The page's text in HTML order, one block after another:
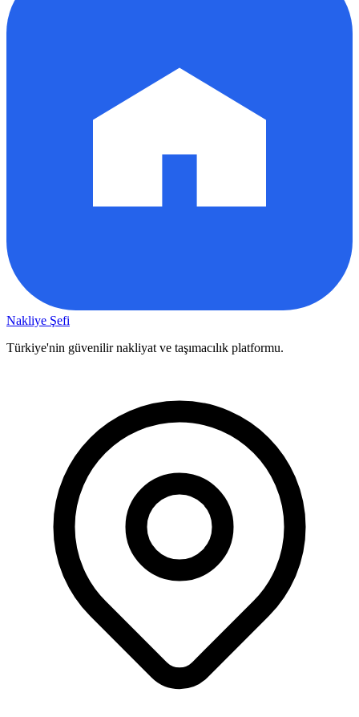
Nakliye Şefi
Türkiye'nin güvenilir nakliyat ve taşımacılık platformu.